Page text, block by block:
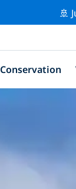
🚢
Conservation